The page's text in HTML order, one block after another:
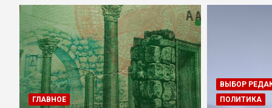
ГЛАВНОЕ
ВЫБОР
ПОЛИТИКА